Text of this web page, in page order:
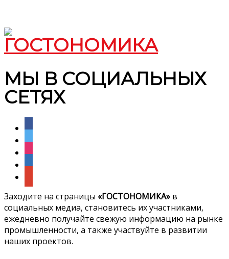
МЫ В СОЦИАЛЬНЫХ
СЕТЯХ
Заходите на страницы «ГОСТОНОМИКА» в
социальных медиа, становитесь их участниками,
ежедневно получайте свежую информацию на рынке
промышленности, а также участвуйте в развитии
наших проектов.